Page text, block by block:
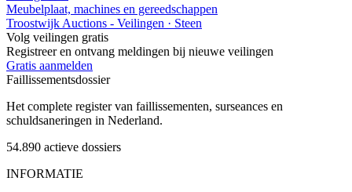
Meubelplaat, machines en gereedschappen
Troostwijk Auctions - Veilingen · Steen
Volg veilingen gratis
Registreer en ontvang meldingen bij nieuwe veilingen
Gratis aanmelden
Faillissementsdossier
Het complete register van faillissementen, surseances en
schuldsaneringen in Nederland.
54.890 actieve dossiers
INFORMATIE